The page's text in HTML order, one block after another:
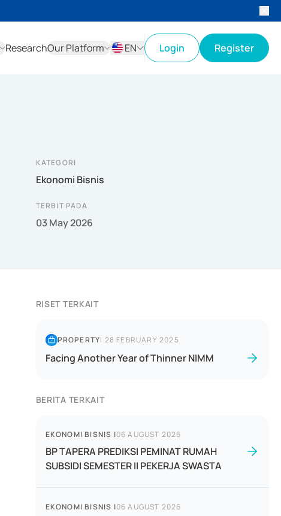
ResearchOur Platform
EN
Login Register
KATEGORI
Ekonomi Bisnis
TERBIT PADA
03 May 2026
RISET TERKAIT
PROPERTY| 28 FEBRUARY 2025
Facing Another Year of Thinner NIMM
BERITA TERKAIT
EKONOMI BISNIS |06 AUGUST 2026
BP TAPERA PREDIKSI PEMINAT RUMAH
SUBSIDI SEMESTER II PEKERJA SWASTA
EKONOMI BISNIS |06 AUGUST 2026